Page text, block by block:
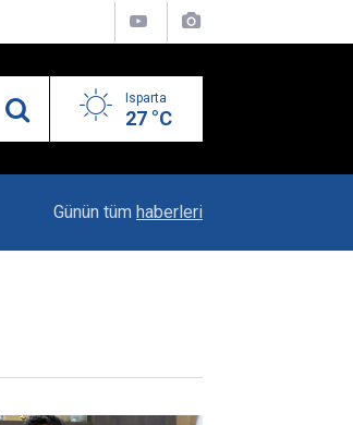
Isparta
27 °C
Vali Erin: Bu İşin Kenarında Olanlara Bile Bu
Günün tüm haberleri